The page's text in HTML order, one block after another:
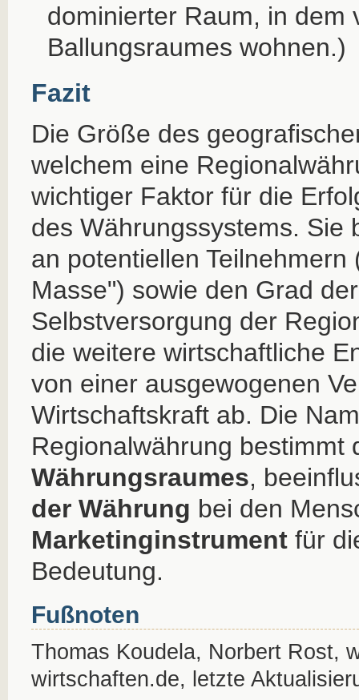
dominierter Raum, in dem
Ballungsraumes wohnen.)
Fazit
Die Größe des
welchem eine
wichtiger Faktor für die
des Währungssystems. Sie
an potentiellen Teilnehmern
Masse") sowie den Grad
Selbstversorgung der
die weitere wirtschaftliche
von einer ausgewogenen
Wirtschaftskraft ab. Die
Regionalwährung bestimmt
Währungsraumes,
der Währung bei den
Marketinginstrumentfür
Bedeutung.
Fußnoten
Thomas Koudela, Norbert Rost,
wirtschaften.de, letzte